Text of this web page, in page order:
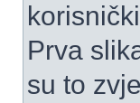
Prva
su to